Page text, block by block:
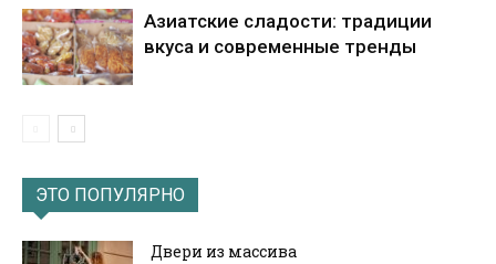
Азиатские сладости: традиции
вкуса и современные тренды
ЭТО ПОПУЛЯРНО
Двери из массива